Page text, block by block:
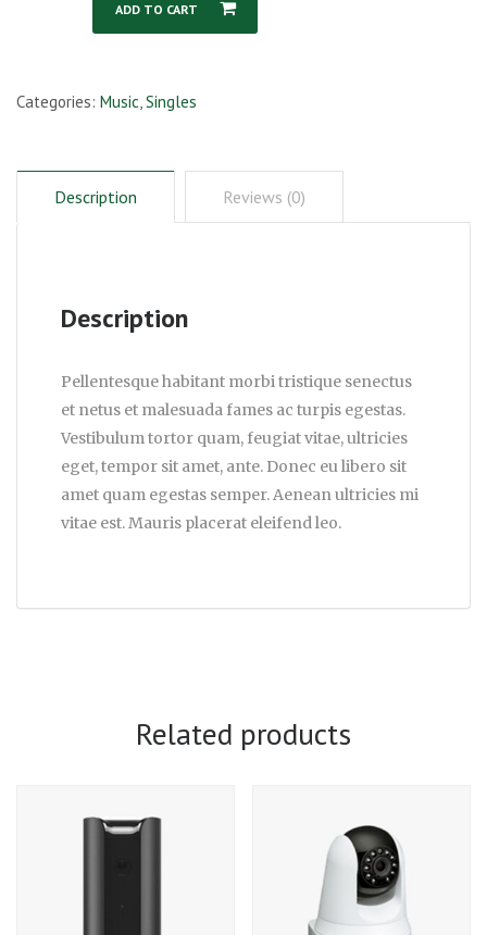
ADD TO CART
Categories: Music,Singles
Description Reviews (0)
Description
Pellentesque habitant morbi tristique senectus
et netus et malesuada fames ac turpis egestas.
Vestibulum tortor quam, feugiat vitae, ultricies
eget, tempor sit amet, ante. Donec eu libero sit
amet quam egestas semper. Aenean ultricies mi
vitae est. Mauris placerat eleifend leo.
Related products